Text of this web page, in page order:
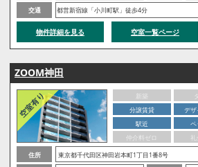
交通
都営新宿線「小川町駅」徒歩4分
物件詳細を見る 空室一覧ページ
ZOOM神田
新築
分譲賃貸
デ
駅近
仲介料ゼロ
礼
住所
東京都千代田区神田岩本町1丁目1番8号